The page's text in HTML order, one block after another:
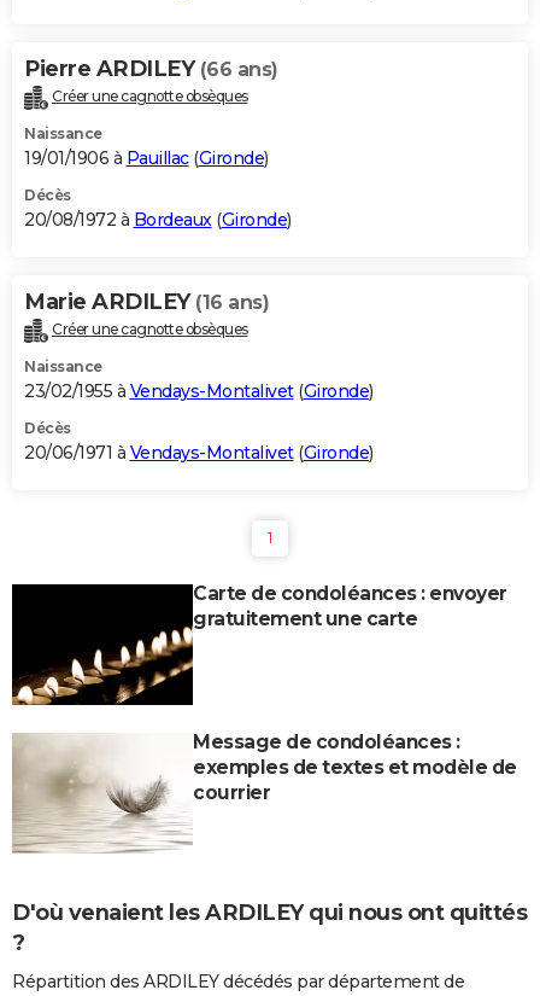
Pierre ARDILEY (66 ans)
Créer une cagnotte obsèques
Naissance
19/01/1906 à Pauillac(Gironde)
Décès
20/08/1972 à Bordeaux(Gironde)
Marie ARDILEY (16 ans)
Créer une cagnotte obsèques
Naissance
23/02/1955 à Vendays-Montalivet(Gironde)
Décès
20/06/1971 à Vendays-Montalivet(Gironde)
1
Carte de condoléances : envoyer
gratuitement une carte
Message de condoléances :
exemples de textes et modèle de
courrier
D'où venaient les ARDILEY qui nous ont quittés
?
Répartition des ARDILEY décédés par département de